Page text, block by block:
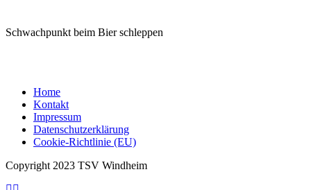
Schwachpunkt beim Bier schleppen
Home
Kontakt
Impressum
Datenschutzerklärung
Cookie-Richtlinie (EU)
Copyright 2023 TSV Windheim